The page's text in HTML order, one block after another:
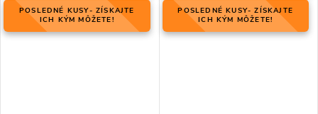
POSLEDNÉ KUSY- ZÍSKAJTE
ICH KÝM MÔŽETE!
POSLEDNÉ KUSY- ZÍSKAJTE
ICH KÝM MÔŽETE!